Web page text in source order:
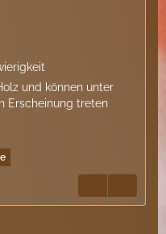
und können unter
Erscheinung treten